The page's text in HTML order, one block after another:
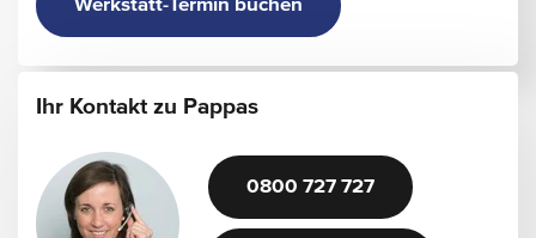
Werkstatt-Termin buchen
Ihr Kontakt zu Pappas
0800 727 727